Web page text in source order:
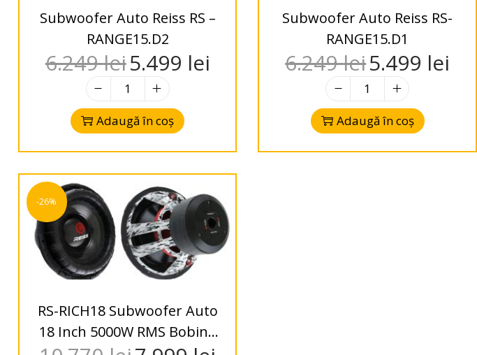
Subwoofer Auto Reiss RS –
RANGE15.D2
6.249lei5.499 lei
Adaugă în coș
Subwoofer Auto Reiss RS-
RANGE15.D1
6.249lei5.499 lei
Adaugă în coș
-26%
RS-RICH18 Subwoofer Auto
18 Inch 5000W RMS Bobină